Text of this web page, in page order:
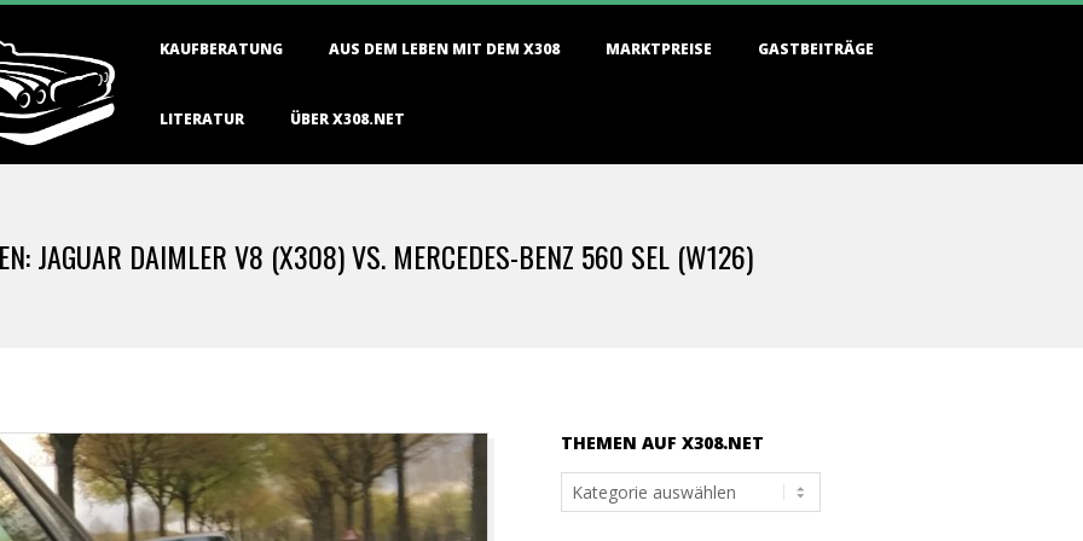
KAUFBERATUNG AUS DEM LEBEN MIT DEM X308 MARKTPREISE GASTBEITRÄGE
LITERATUR ÜBER X308.NET
JAGUAR DAIMLER V8 (X308) VS. MERCEDES-BENZ 560 SEL (W126)
THEMEN AUF X308.NET
Themen
auf